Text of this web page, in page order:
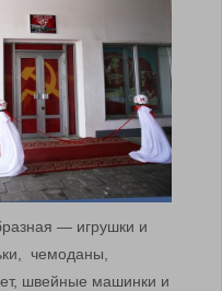
— игрушки и
чемоданы,
швейные машинки и